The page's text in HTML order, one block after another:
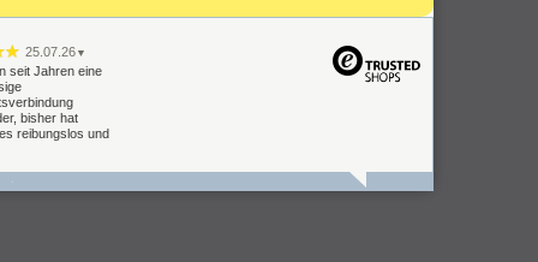
25.07.26 ▼
seit Jahren eine
bisher hat
reibungslos und
▼